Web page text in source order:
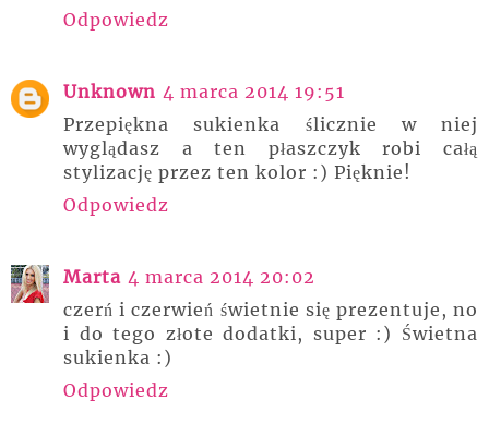
Odpowiedz
Unknown 4 marca 2014 19:51
Przepiękna sukienka ślicznie w niej
wyglądasz a ten płaszczyk robi całą
stylizację przez ten kolor :) Pięknie!
Odpowiedz
Marta 4 marca 2014 20:02
czerń i czerwień świetnie się prezentuje, no
i do tego złote dodatki, super :) Świetna
sukienka :)
Odpowiedz